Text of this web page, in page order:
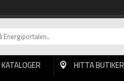
KATALOGER
HITTA BUTIKER